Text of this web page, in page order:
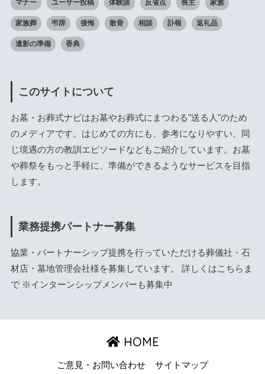
マナー ユーザー投稿 体験談 反省点 喪主 家族
家族葬 弔辞 後悔 散骨 相談 訃報 返礼品
遺影の準備 香典
このサイトについて
お墓・お葬式ナビはお墓やお葬式にまつわる"送る人"のため
のメディアです。はじめての方にも、参考になりやすい、同
じ境遇の方の教訓エピソードなどもご紹介しています。お墓
や葬祭をもっと手軽に、準備ができるようなサービスを目指
します。
業務提携パートナー募集
協業・パートナーシップ提携を行っていただける葬儀社・石
材店・墓地管理会社様を募集しています。 詳しくはこちら ま
で ※インターンシップメンバーも募集中
HOME
ご意見・お問い合わせ サイトマップ